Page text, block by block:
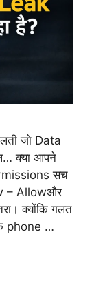
जो Data
क्या आपने
सच
– Allowऔर
क्योंकि गलत
phone …